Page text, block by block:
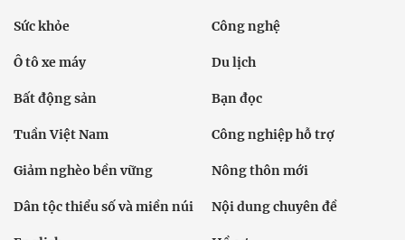
Sức khỏe Công nghệ
Ô tô xe máy Du lịch
Bất động sản Bạn đọc
Tuần Việt Nam Công nghiệp hỗ trợ
Giảm nghèo bền vững Nông thôn mới
Dân tộc thiểu số và miền núi Nội dung chuyên đề